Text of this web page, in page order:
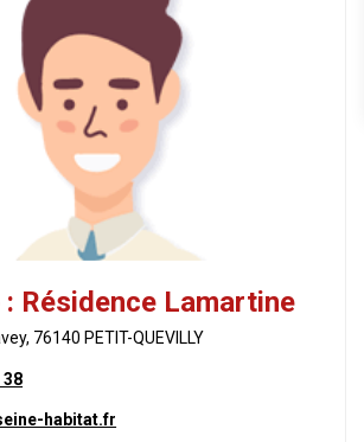
: Résidence Lamartine
76140 PETIT-QUEVILLY
38
habitat.fr